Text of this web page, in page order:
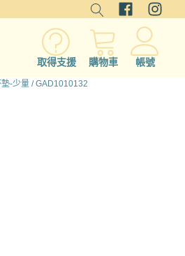
取得支援 購物車 帳號
墊-少量 / GAD1010132